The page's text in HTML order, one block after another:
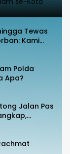
Tewas
Kami
Polda
Apa?
Jalan Pas